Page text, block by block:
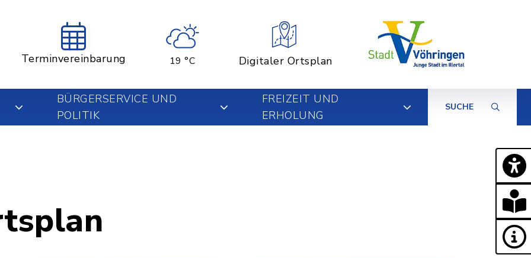
Terminvereinbarung 19 °C Digitaler Ortsplan
BÜRGERSERVICE UND
POLITIK
FREIZEIT UND
ERHOLUNG
SUCHE